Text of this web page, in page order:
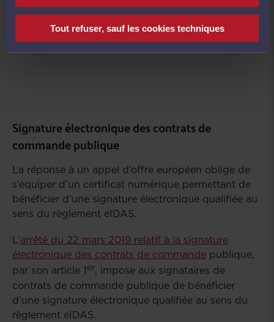
Tout refuser, sauf les cookies techniques
Signature électronique des contrats de
commande publique
La réponse à un appel d’offre européen oblige de
s’équiper d’un certificat numérique permettant de
bénéficier d’une signature électronique qualifiée au
sens du règlement eIDAS.
L’arrêté du 22 mars 2019 relatif à la signature
électronique des contrats de commande publique,
par son article 1er, impose aux signataires de
contrats de commande publique de bénéficier
d’une signature électronique qualifiée au sens du
règlement eIDAS.